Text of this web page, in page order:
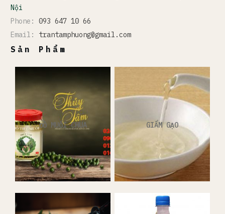
Nội
Phone: 093 647 10 66
Email: trantamphuong@gmail.com
Sản Phẩm
ĐỒ MUỐI CHUA GIẤM GẠO